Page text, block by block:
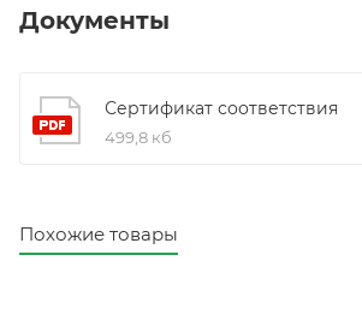
Документы
Сертификат соответствия
499,8 кб
Похожие товары